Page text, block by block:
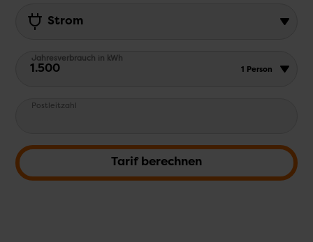
Strom
Pflichtfeld
Jahresverbrauch in kWh
1.500
Pflichtfeld
Postleitzahl
Tarif berechnen